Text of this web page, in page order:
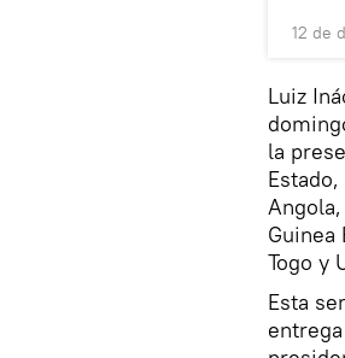
12 de
Luiz
la
Guinea
Togo y
Esta